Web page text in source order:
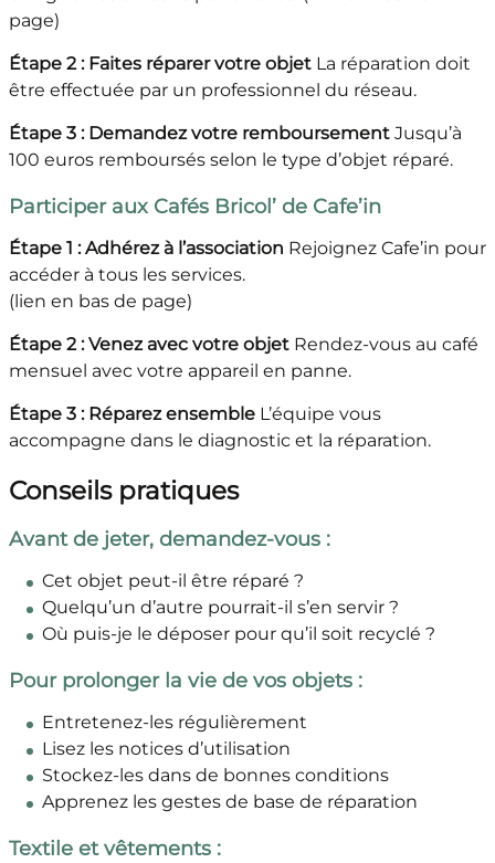
page)
Étape 2 : Faites réparer votre objetLa réparation doit
être effectuée par un professionnel du réseau.
Étape 3 : Demandez votre remboursementJusqu’à
100 euros remboursés selon le type d’objet réparé.
Participer aux Cafés Bricol’ de Cafe’in
Étape 1 : Adhérez à l’association Rejoignez Cafe’in pour
accéder à tous les services.
(lien en bas de page)
Étape 2 : Venez avec votre objetRendez-vous au café
mensuel avec votre appareil en panne.
Étape 3 : Réparez ensembleL’équipe vous
accompagne dans le diagnostic et la réparation.
Conseils pratiques
Avant de jeter, demandez-vous :
Cet objet peut-il être réparé ?
Quelqu’un d’autre pourrait-il s’en servir ?
Où puis-je le déposer pour qu’il soit recyclé ?
Pour prolonger la vie de vos objets :
Entretenez-les régulièrement
Lisez les notices d’utilisation
Stockez-les dans de bonnes conditions
Apprenez les gestes de base de réparation
Textile et vêtements :